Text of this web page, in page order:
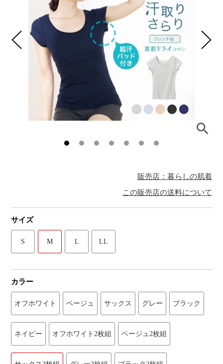
販売店：暮らしの肌着
この販売店の送料について
サイズ
S M L LL
カラー
オフホワイト ベージュ サックス グレー ブラック
ネイビー オフホワイト2枚組 ベージュ2枚組